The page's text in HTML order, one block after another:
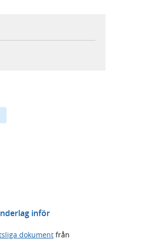
inför
dokument från